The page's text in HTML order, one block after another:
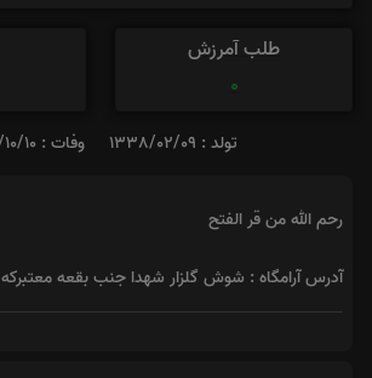
طلب آمرزش
0
تولد : 1338/02/09 وفات : 1399/10/10
رحم الله من قر الفتح
آدرس آرامگاه : شوش گلزار شهدا جنب بقعه معتبرکه